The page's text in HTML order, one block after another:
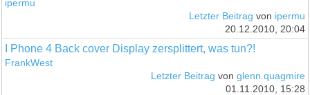
ipermu
Letzter Beitrag von ipermu
20.12.2010, 20:04
I Phone 4 Back cover Display zersplittert, was tun?!
FrankWest
Letzter Beitrag von glenn.quagmire
01.11.2010, 15:28